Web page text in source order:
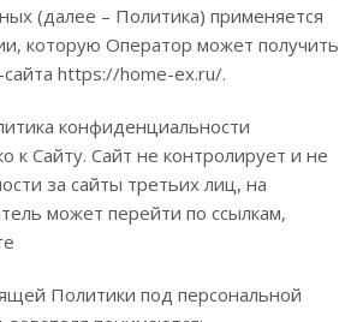
(далее – Политика) применяется
которую Оператор может получить
сайта https://home-ex.ru/.
конфиденциальности
к Сайту. Сайт не контролирует и не
за сайты третьих лиц, на
может перейти по ссылкам,
Политики под персональной